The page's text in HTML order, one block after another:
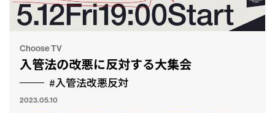
Choose TV
入管法の改悪に反対する大集会
#入管法改悪反対
2023.05.10